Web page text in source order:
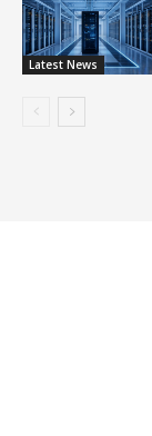
Latest News